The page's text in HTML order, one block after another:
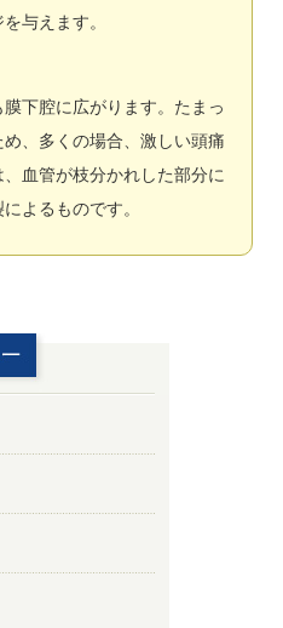
与えます。
下腔に広がります。たまっ
、多くの場合、激しい頭痛
血管が枝分かれした部分に
よるものです。